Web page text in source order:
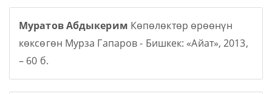
Муратов Абдыкерим Көпөлөктөр өрөөнүн
көксөгөн Мурза Гапаров - Бишкек: «Айат», 2013,
– 60 б.